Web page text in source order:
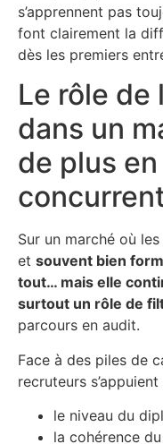
s’apprennent pas
font clairement la
dès les premiers
Le rôle de
dans un
de plus
Sur un marché où
et souvent bien
tout… mais elle
surtout un rôle de
parcours en audit.
Face à des piles de
recruteurs
le niveau du
la cohérence